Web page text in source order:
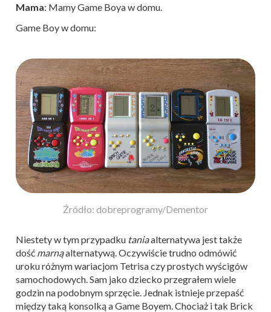
Mama: Mamy Game Boya w domu.
Game Boy w domu:
Źródło: dobreprogramy/Dementor
Niestety w tym przypadku taniaalternatywa jest także
dość marnąalternatywą. Oczywiście trudno odmówić
uroku różnym wariacjom Tetrisa czy prostych wyścigów
samochodowych. Sam jako dziecko przegrałem wiele
godzin na podobnym sprzęcie. Jednak istnieje przepaść
między taką konsolką a Game Boyem. Chociaż i tak Brick